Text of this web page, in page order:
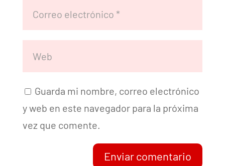
Guarda mi nombre, correo electrónico
y web en este navegador para la próxima
vez que comente.
Enviar comentario